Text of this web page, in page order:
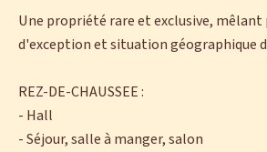
Une propriété rare et exclusive,
d'exception et situation géographique
REZ-DE-CHAUSSEE :
- Hall
- Séjour, salle à manger, salon